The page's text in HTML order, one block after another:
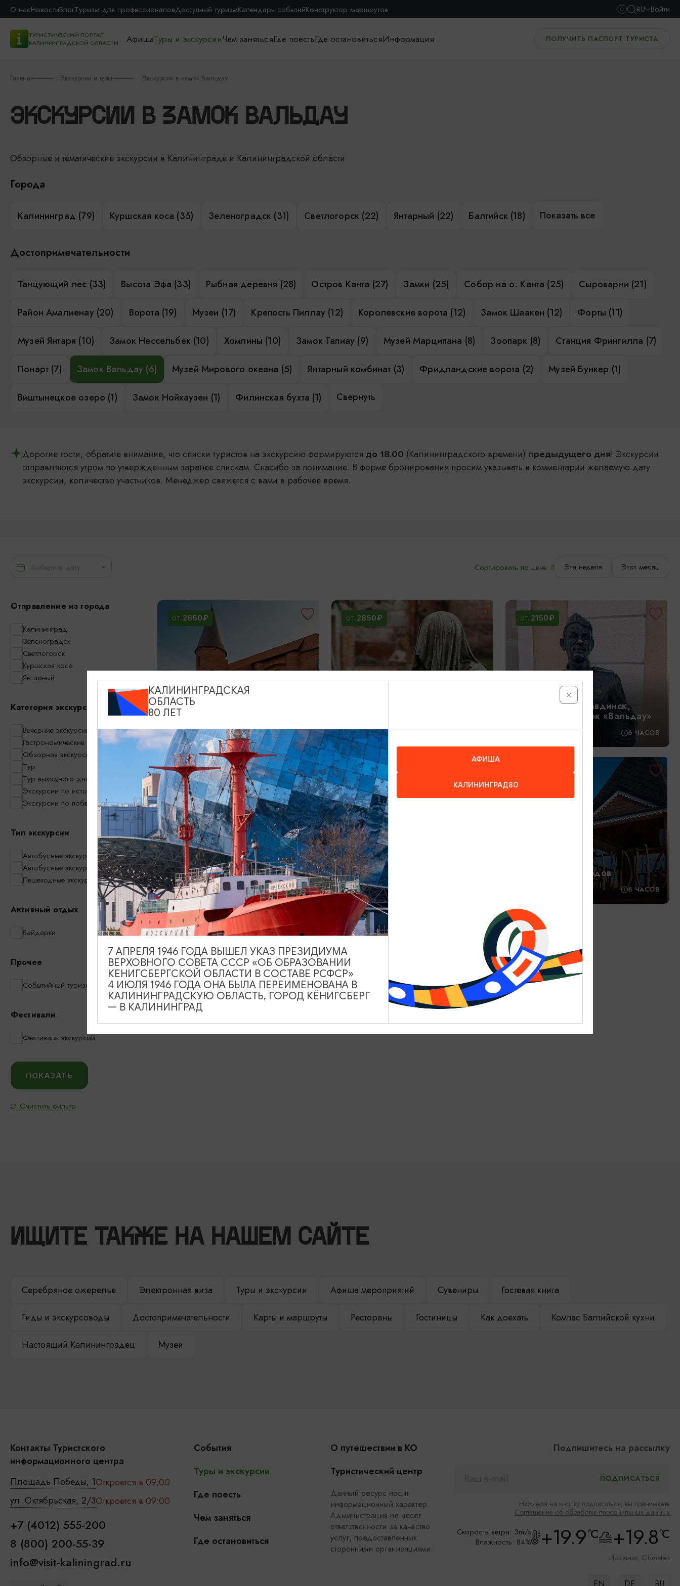
О насНовостиБлогТуризм для профессионаловДоступный туризмКалендарь событийКонструктор маршрутов RU Войти
ТУРИСТИЧЕСКИЙ ПОРТАЛ
КАЛИНИНГРАДСКОЙ ОБЛАСТИ
АфишаТуры и экскурсииЧем занятьсяГде поестьГде остановитьсяИнформация ПОЛУЧИТЬ ПАСПОРТ ТУРИСТА
Главная Экскурсии и туры Экскурсии в замок Вальдау
ЭКСКУРСИИ В ЗАМОК ВАЛЬДАУ
Обзорные и тематические экскурсии в Калининграде и Калининградской области
Города
Калининград (79) Куршская коса (35) Зеленоградск (31) Светлогорск (22) Янтарный (22) Балтийск (18) Показать все
Достопримечательности
Танцующий лес (33) Высота Эфа (33) Рыбная деревня (28) Остров Канта (27) Замки (25) Собор на о. Канта (25) Сыроварни (21)
Район Амалиенау (20) Ворота (19) Музеи (17) Крепость Пиллау (12) Королевские ворота (12) Замок Шаакен (12) Форты (11)
Музей Янтаря (10) Замок Нессельбек (10) Хомлины (10) Замок Тапиау (9) Музей Марципана (8) Зоопарк (8) Станция Фрингилла (7)
Понарт (7) Замок Вальдау (6) Музей Мирового океана (5) Янтарный комбинат (3) Фридландские ворота (2) Музей Бункер (1)
Виштынецкое озеро (1) Замок Нойхаузен (1) Филинская бухта (1) Свернуть
Дорогие гости, обратите внимание, что списки туристов на экскурсию формируются до 18.00 (Калининградского времени) предыдущего дня! Экскурсии
отправляются утром по утвержденным заранее спискам. Спасибо за понимание. В форме бронирования просим указывать в комментарии желаемую дату
экскурсии, количество участников. Менеджер свяжется с вами в рабочее время.
Сортировать по цене Эта неделя Этот месяц
Отправление из города
Калининград
Зеленоградск
Светлогорск
Куршская коса
Янтарный
Категория экскурсии
Вечерние экскурсии
Гастрономические экскурсии
Обзорная экскурсия по Калининграду
Тур
Тур выходного дня
Экскурсии по историческим местам
Экскурсии по побережью
Тип экскурсии
Автобусные экскурсии
Автобусные экскурсии в мини-группах
Пешеходные экскурсии
Активный отдых
Байдарки
Прочее
Событийный туризм
Фестивали
Фестиваль экскурсий
ОТ 2650₽
«Путь в Средневековье» три
замка в одной экскурсии
12:00 6 ЧАСОВ
ОТ 2850₽
12:00 6 ЧАСОВ
ОТ 2150₽
Сквозь века: Правдинск,
Гвардейск и замок «Вальдау»
13:00 6 ЧАСОВ
ОТ1600₽
Экскурсия по замкам (Тапиау,
Нойхаузен)
14:00 5 ЧАСОВ
ОТ2100₽
В тени рыцарских замков
10:00
Тени старых городов
6 ЧАСОВ
ИЩИТЕ ТАКЖЕ НА НАШЕМ САЙТЕ
Серебряное ожерелье Электронная виза Туры и экскурсии Афиша мероприятий Сувениры Гостевая книга
Гиды и экскурсоводы Достопримечательности Карты и маршруты Рестораны Гостиницы Как доехать Компас Балтийской кухни
Настоящий Калининградец Музеи
Контакты Туристского
информационного центра
Площадь Победы, 1Откроется в 09:00
ул. Октябрьская, 2/3Откроется в 09:00
+7 (4012) 555-200
8 (800) 200-55-39
info@visit-kaliningrad.ru
События
Туры и экскурсии
Где поесть
Чем заняться
Где остановиться
О путешествии в КО
Туристический центр
Данный ресурс носит
информационный характер.
Администрация не несет
ответственности за качество
услуг, предоставленных
сторонними организациями
Подпишитесь на рассылку
Нажимая на кнопку подписаться, вы принимаете
Соглашение об обработке персональных данных
Скорость ветра: 3m/s
Влажность: 84%
+19.9°C +19.8°C
Источник: Gismeteo
КАЛИНИНГРАДСКАЯ
ОБЛАСТЬ
80 ЛЕТ
АФИША
КАЛИНИНГРАД80
7 АПРЕЛЯ 1946 ГОДА ВЫШЕЛ УКАЗ ПРЕЗИДИУМА
ВЕРХОВНОГО СОВЕТА СССР «ОБ ОБРАЗОВАНИИ
КЕНИГСБЕРГСКОЙ ОБЛАСТИ В СОСТАВЕ РСФСР»
4 ИЮЛЯ 1946 ГОДА ОНА БЫЛА ПЕРЕИМЕНОВАНА В
КАЛИНИНГРАДСКУЮ ОБЛАСТЬ, ГОРОД КЁНИГСБЕРГ
— В КАЛИНИНГРАД